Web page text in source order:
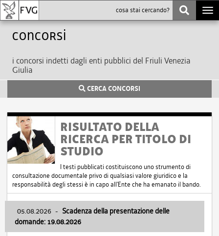
Concorsi
i concorsi indetti dagli enti pubblici del Friuli Venezia
Giulia
CERCA CONCORSI
RISULTATO DELLA
RICERCA PER TITOLO DI
STUDIO
I testi pubblicati costituiscono uno strumento di
consultazione documentale privo di qualsiasi valore giuridico e la
responsabilità degli stessi è in capo all'Ente che ha emanato il bando.
05.08.2026 - Scadenza della presentazione delle
domande: 19.08.2026